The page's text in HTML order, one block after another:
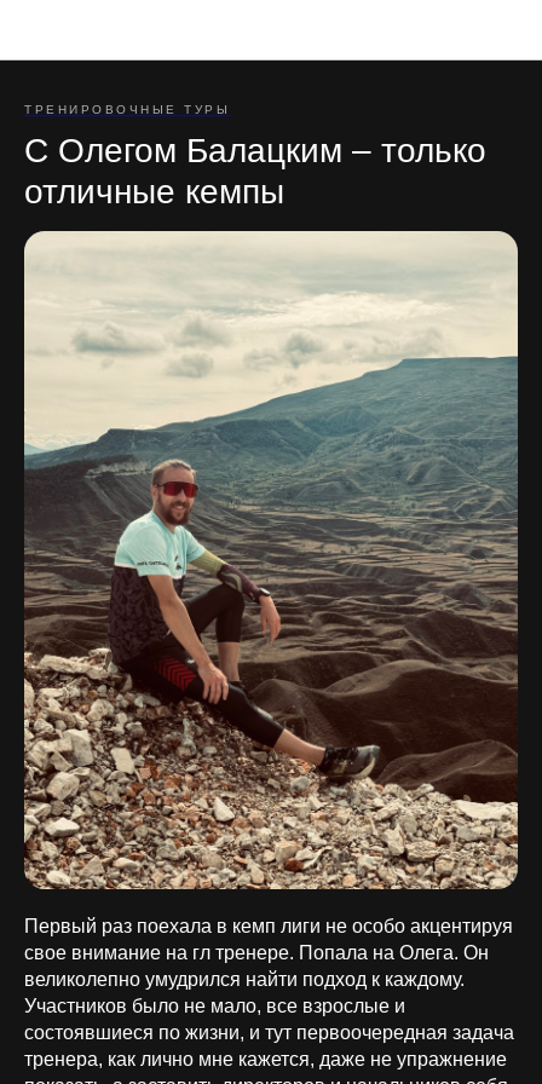
ТРЕНИРОВОЧНЫЕ ТУРЫ
С Олегом Балацким – только
отличные кемпы
Первый раз поехала в кемп лиги не особо акцентируя
свое внимание на гл тренере. Попала на Олега. Он
великолепно умудрился найти подход к каждому.
Участников было не мало, все взрослые и
состоявшиеся по жизни, и тут первоочередная задача
тренера, как лично мне кажется, даже не упражнение